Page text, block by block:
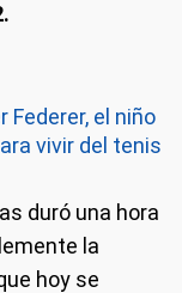
Federer, el niño
vivir del tenis
duró una hora
la
hoy se